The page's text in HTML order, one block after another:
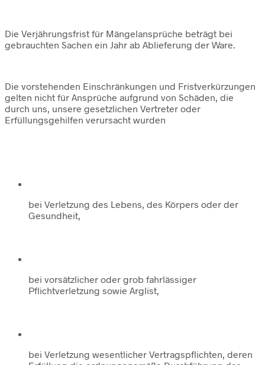
Die Verjährungsfrist für Mängelansprüche beträgt bei
gebrauchten Sachen ein Jahr ab Ablieferung der Ware.
Die vorstehenden Einschränkungen und Fristverkürzungen
gelten nicht für Ansprüche aufgrund von Schäden, die
durch uns, unsere gesetzlichen Vertreter oder
Erfüllungsgehilfen verursacht wurden
bei Verletzung des Lebens, des Körpers oder der
Gesundheit,
bei vorsätzlicher oder grob fahrlässiger
Pflichtverletzung sowie Arglist,
bei Verletzung wesentlicher Vertragspflichten, deren